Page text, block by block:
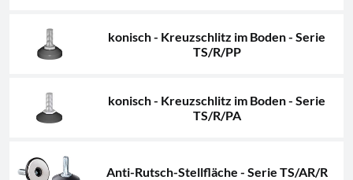
konisch - Kreuzschlitz im Boden - Serie
TS/R/PP
konisch - Kreuzschlitz im Boden - Serie
TS/R/PA
Anti-Rutsch-Stellfläche - Serie TS/AR/R